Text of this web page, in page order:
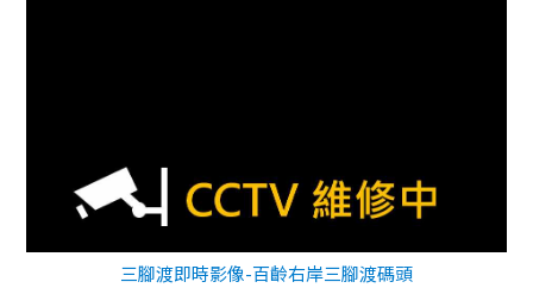
三腳渡即時影像-百齡右岸三腳渡碼頭